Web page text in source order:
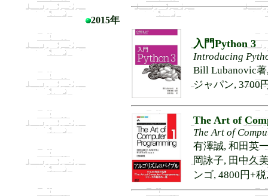
2015年
入門Python 3
Introducing
Bill Lubanovic
ジャパン, 3700
The Art of
The Art of
有澤誠, 和田英
岡詠子, 田中久
ンゴ, 4800円+